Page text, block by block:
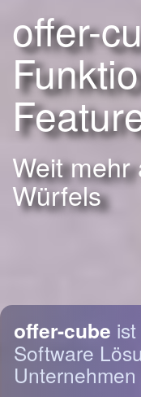
offer-
Weit mehr
Würfels
offer-cube
Software
Unternehmen